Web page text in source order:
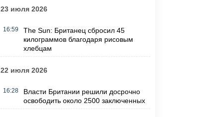
23 июля 2026
16:59
The Sun: Британец сбросил 45
килограммов благодаря рисовым
хлебцам
22 июля 2026
16:28
Власти Британии решили досрочно
освободить около 2500 заключенных